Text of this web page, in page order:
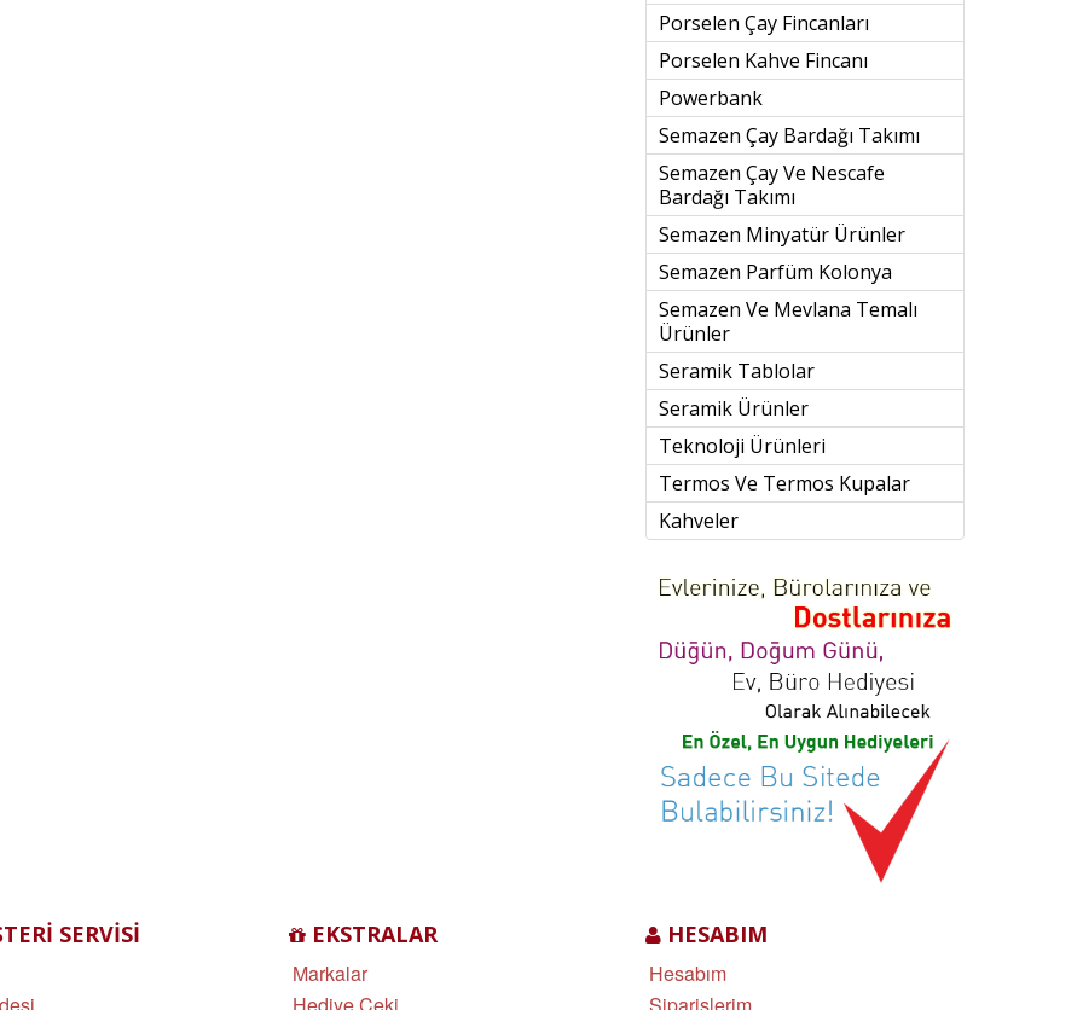
Porselen Çay Fincanları
Porselen Kahve Fincanı
Powerbank
Semazen Çay Bardağı Takımı
Semazen Çay Ve Nescafe
Bardağı Takımı
Semazen Minyatür Ürünler
Semazen Parfüm Kolonya
Semazen Ve Mevlana Temalı
Ürünler
Seramik Tablolar
Seramik Ürünler
Teknoloji Ürünleri
Termos Ve Termos Kupalar
Kahveler
SERVISI EKSTRALAR
Markalar
Hediye Çeki
HESABIM
Hesabım
Siparişlerim